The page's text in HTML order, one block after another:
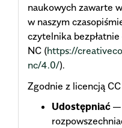
naukowych zawarte
w naszym
czytelnika
NC (https://
nc/4.0/).
Zgodnie z licencją
Udostępniać —